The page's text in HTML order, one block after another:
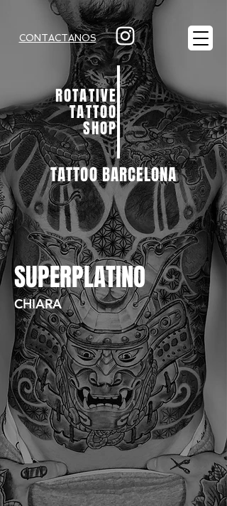
ROTATIVE
TATTOO
SHOP
TATTOO BARCELONA
CONTACTANOS
SUPERPLATINO
CHIARA